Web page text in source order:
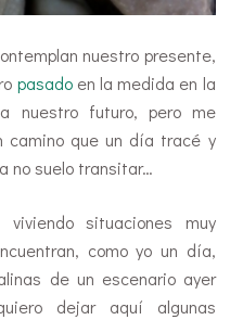
nuestro presente,
pasadoen la medida en la
nuestro futuro, pero me
camino que un día tracé y
no suelo transitar…
situaciones muy
como yo un día,
de un escenario ayer
dejar aquí algunas